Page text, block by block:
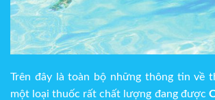
Trên đây là toàn bộ những thông tin về
một loại thuốc rất chất lượng đang được